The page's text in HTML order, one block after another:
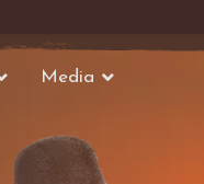
Media